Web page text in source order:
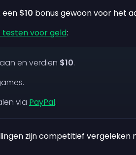
een $10 bonus gewoon voor het
testen voor geld:
en verdien $10.
via PayPal.
zijn competitief vergeleken